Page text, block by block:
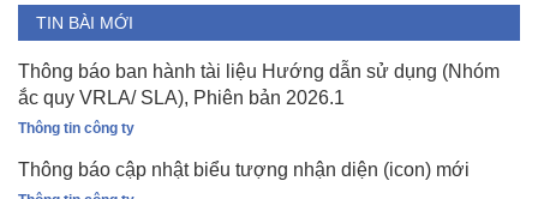
TIN BÀI MỚI
Thông báo ban hành tài liệu Hướng dẫn sử dụng (Nhóm
ắc quy VRLA/ SLA), Phiên bản 2026.1
Thông tin công ty
Thông báo cập nhật biểu tượng nhận diện (icon) mới